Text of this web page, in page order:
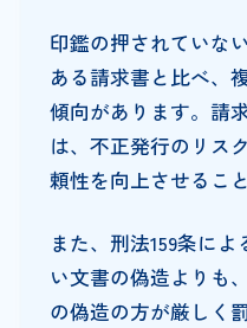
印鑑の押されていな
ある請求書と比べ、
傾向があります。請
は、不正発行のリス
頼性を向上させること
また、刑法159条に
い文書の偽造よりも
の偽造の方が厳しく